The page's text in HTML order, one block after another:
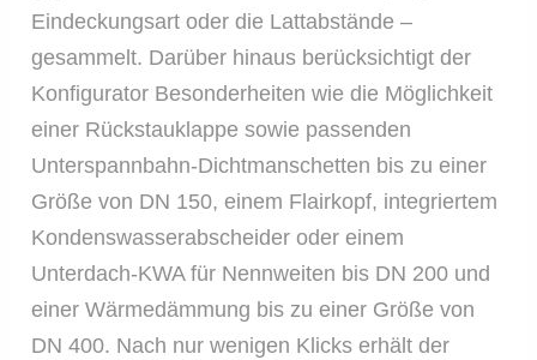
Eindeckungsart oder die Lattabstände –
gesammelt. Darüber hinaus berücksichtigt der
Konfigurator Besonderheiten wie die Möglichkeit
einer Rückstauklappe sowie passenden
Unterspannbahn-Dichtmanschetten bis zu einer
Größe von DN 150, einem Flairkopf, integriertem
Kondenswasserabscheider oder einem
Unterdach-KWA für Nennweiten bis DN 200 und
einer Wärmedämmung bis zu einer Größe von
DN 400. Nach nur wenigen Klicks erhält der